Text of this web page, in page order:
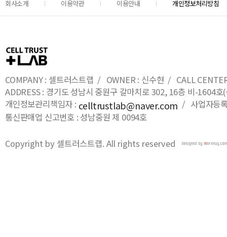
회사소개 이용약관 이용안내 개인정보처리방침
COMPANY : 셀트러스트랩 / OWNER : 신수현 / CALL
ADDRESS : 경기도 성남시 중원구 갈마치로 302, 16층 비-1604
개인정보관리책임자 : celltrustlab@naver.com / 사업자등
통신판매업 신고번호 : 성남중원 제 0094호
Copyright by 셀트러스트랩. All rights reserved